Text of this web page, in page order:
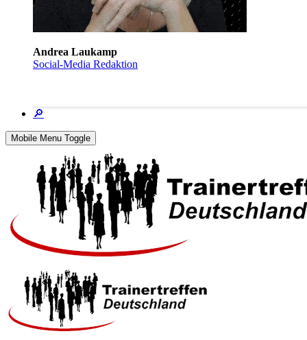
Andrea Laukamp
Social-Media Redaktion
🔎
Mobile Menu Toggle